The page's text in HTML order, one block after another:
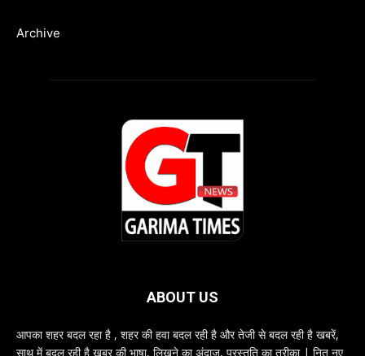
Archive
ABOUT US
आपका शहर बदल रहा है , शहर की हवा बदल रही है और तेजी से बदल रही है खबरें,
साथ में बदल रही है खबर की भाषा, लिखने का अंदाज, प्रस्तुति का तरीका | नित नए